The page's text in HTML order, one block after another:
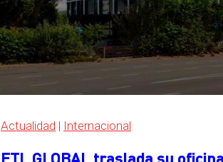
Actualidad | Internacional
ETL GLOBAL traslada su